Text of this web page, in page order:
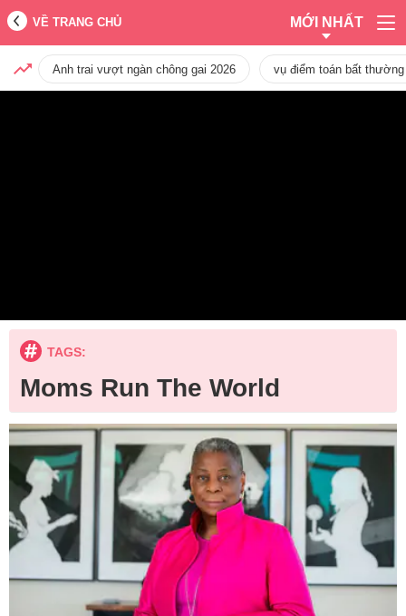
VỀ TRANG CHỦ MỚI NHẤT
Anh trai vượt ngàn chông gai 2026 vụ điểm toán bất
TAGS:
Moms Run The World